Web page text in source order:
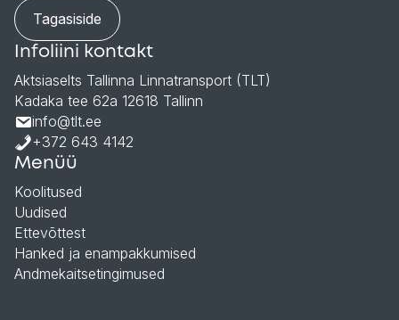
Tagasiside
Infoliini kontakt
Aktsiaselts Tallinna Linnatransport (TLT)
Kadaka tee 62a 12618 Tallinn
info@tlt.ee
+372 643 4142
Menüü
Koolitused
Uudised
Ettevõttest
Hanked ja enampakkumised
Andmekaitsetingimused